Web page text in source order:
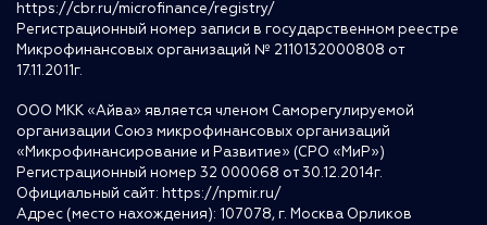
https://cbr.ru/microfinance/registry/
Регистрационный номер записи в государственном реестре
Микрофинансовых организаций № 2110132000808 от
17.11.2011г.
ООО МКК «Айва» является членом Саморегулируемой
организации Союз микрофинансовых организаций
«Микрофинансирование и Развитие» (СРО «МиР»)
Регистрационный номер 32 000068 от 30.12.2014г.
Официальный сайт: https://npmir.ru/
Адрес (место нахождения): 107078, г. Москва Орликов